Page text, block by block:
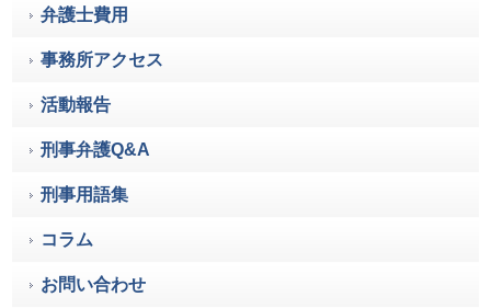
弁護士費用
事務所アクセス
活動報告
刑事弁護Q&A
刑事用語集
コラム
お問い合わせ